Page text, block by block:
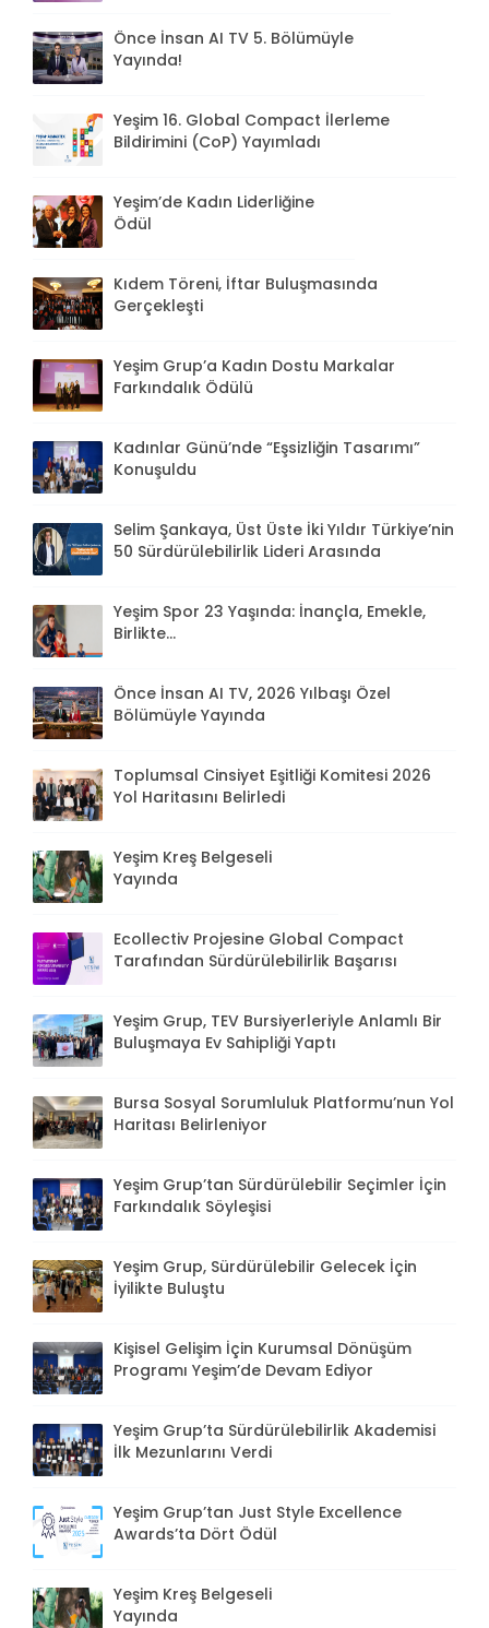
Önce İnsan AI TV 5. Bölümüyle
Yayında!
Yeşim 16. Global Compact İlerleme
Bildirimini (CoP) Yayımladı
Yeşim’de Kadın Liderliğine
Ödül
Kıdem Töreni, İftar Buluşmasında
Gerçekleşti
Yeşim Grup’a Kadın Dostu Markalar
Farkındalık Ödülü
Kadınlar Günü’nde “Eşsizliğin Tasarımı”
Konuşuldu
Selim Şankaya, Üst Üste İki Yıldır Türkiye’nin
50 Sürdürülebilirlik Lideri Arasında
Yeşim Spor 23 Yaşında: İnançla, Emekle,
Birlikte...
Önce İnsan AI TV, 2026 Yılbaşı Özel
Bölümüyle Yayında
Toplumsal Cinsiyet Eşitliği Komitesi 2026
Yol Haritasını Belirledi
Yeşim Kreş Belgeseli
Yayında
Ecollectiv Projesine Global Compact
Tarafından Sürdürülebilirlik Başarısı
Yeşim Grup, TEV Bursiyerleriyle Anlamlı Bir
Buluşmaya Ev Sahipliği Yaptı
Bursa Sosyal Sorumluluk Platformu’nun Yol
Haritası Belirleniyor
Yeşim Grup’tan Sürdürülebilir Seçimler İçin
Farkındalık Söyleşisi
Yeşim Grup, Sürdürülebilir Gelecek İçin
İyilikte Buluştu
Kişisel Gelişim İçin Kurumsal Dönüşüm
Programı Yeşim’de Devam Ediyor
Yeşim Grup’ta Sürdürülebilirlik Akademisi
İlk Mezunlarını Verdi
Yeşim Grup’tan Just Style Excellence
Awards’ta Dört Ödül
Yeşim Kreş Belgeseli
Yayında